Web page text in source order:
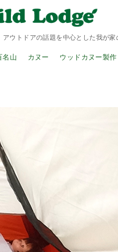
アウトドアの話題を中心とした我が家
名山 カヌー ウッドカヌー製作